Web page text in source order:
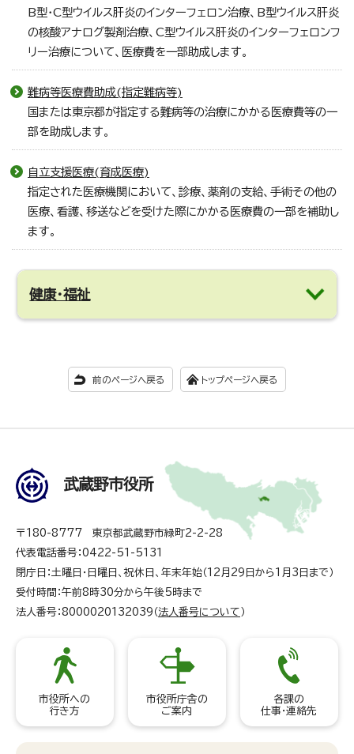
B型・C型ウイルス肝炎のインターフェロン治療、B型ウイルス肝炎
の核酸アナログ製剤治療、C型ウイルス肝炎のインターフェロンフ
リー治療について、医療費を一部助成します。
難病等医療費助成(指定難病等)
国または東京都が指定する難病等の治療にかかる医療費等の一
部を助成します。
自立支援医療(育成医療)
指定された医療機関において、診療、薬剤の支給、手術その他の
医療、看護、移送などを受けた際にかかる医療費の一部を補助し
ます。
健康・福祉
前のページへ戻る トップページへ戻る
武蔵野市役所
〒180-8777 東京都武蔵野市緑町2-2-28
代表電話番号：0422-51-5131
閉庁日：土曜日・日曜日、祝休日、年末年始（12月29日から1月3日まで）
受付時間：午前8時30分から午後5時まで
法人番号：8000020132039（ 法人番号について ）
市役所への
行き方
市役所庁舎の
ご案内
各課の
仕事・連絡先